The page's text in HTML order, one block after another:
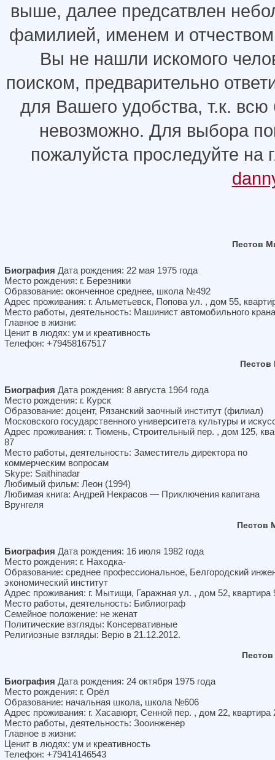
выше, далее предсатвлен
фамилией, именем и
Вы не нашли искомого
поиском, предварительно
для Вашего удобства, т.к.
невозможно. Для выбора
пожалуйста проследуйте на
Пестов
Биография Дата рождения: 22 мая 1975 года
Место рождения: г. Березники
Образование: оконченное среднее, школа №492
Адрес проживания: г. Альметьевск, Попова ул. , дом 55,
Место работы, деятельность: Машинист автомобильного крана
Главное в жизни:
Ценит в людях: ум и креативность
Телефон: +79458167517
Пестов
Биография Дата рождения: 8 августа 1964 года
Место рождения: г. Курск
Образование: доцент, Рязанский заочный институт (филиал)
Московского государственного университета культуры и
Адрес проживания: г. Тюмень, Строительный пер. , дом 125,
87
Место работы, деятельность: Заместитель директора по
коммерческим вопросам
Skype: Saithinadar
Любимый фильм: Леон (1994)
Любимая книга: Андрей Некрасов — Приключения капитана
Врунгеля
Пестов
Биография Дата рождения: 16 июля 1982 года
Место рождения: г. Находка-
Образование: среднее профессиональное, Белгородский
экономический институт
Адрес проживания: г. Мытищи, Гаражная ул. , дом 52, квартира
Место работы, деятельность: Библиограф
Семейное положение: не женат
Политические взгляды: Консервативные
Религиозные взгляды: Верю в 21.12.2012.
Биография Дата рождения: 24 октября 1975 года
Место рождения: г. Орёл
Образование: начальная школа, школа №606
Адрес проживания: г. Хасавюрт, Сенной пер. , дом 22, квартира
Место работы, деятельность: Зооинженер
Главное в жизни:
Ценит в людях: ум и креативность
Телефон: +79414146543